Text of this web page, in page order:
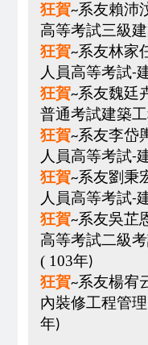
狂賀~系友賴沛
高等考試三級
狂賀~系友林家
人員高等考試-
狂賀~系友魏廷
普通考試建築工
狂賀~系友李岱
人員高等考試-
狂賀~系友劉秉
人員高等考試-
狂賀~系友吳芷
高等考試二級
( 103年)
狂賀~系友楊宥
內裝修工程管理
年)